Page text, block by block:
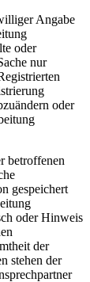
Angabe
oder
nur
oder
betroffenen
gespeichert
oder Hinweis
der
stehen der